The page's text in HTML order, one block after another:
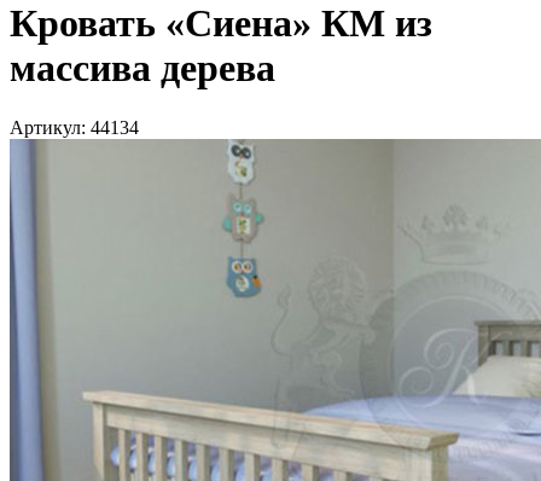
Кровать «Сиена» КМ из
массива дерева
Артикул: 44134